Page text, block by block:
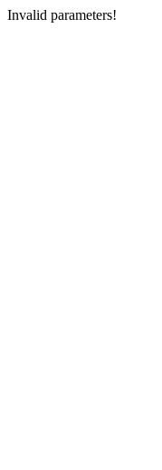
Invalid parameters!